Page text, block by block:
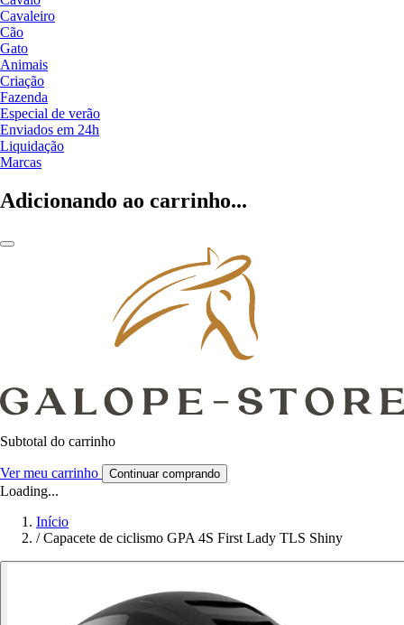
Cavaleiro
Cão
Gato
Animais
Criação
Fazenda
Especial de verão
Enviados em 24h
Liquidação
Marcas
Adicionando ao carrinho...
Subtotal do carrinho
Ver meu carrinho Continuar comprando
Loading...
Início
/ Capacete de ciclismo GPA 4S First Lady TLS Shiny